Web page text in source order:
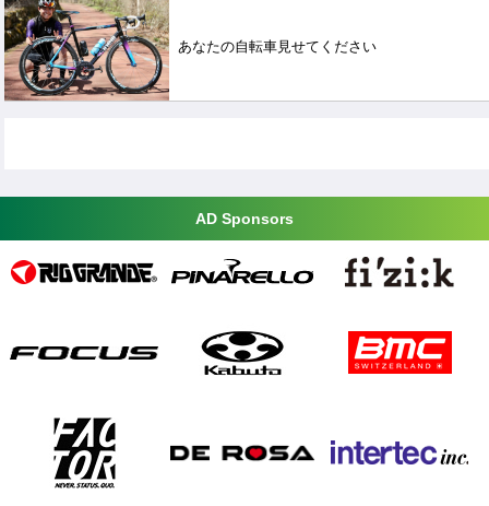
あなたの自転車見せてください
AD Sponsors